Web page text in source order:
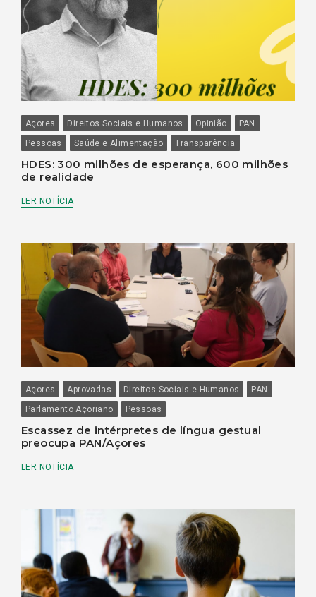
Açores Direitos Sociais e Humanos Opinião
PAN
Pessoas
Saúde e Alimentação Transparência
HDES: 300 milhões de esperança, 600 milhões
de realidade
LER NOTÍCIA
Açores Aprovadas Direitos Sociais e Humanos
PAN
Parlamento Açoriano
Pessoas
Escassez de intérpretes de língua gestual
preocupa PAN/Açores
LER NOTÍCIA